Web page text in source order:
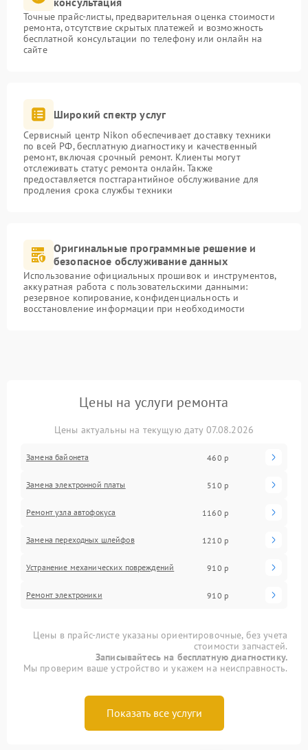
Точные прайс-листы, предварительная оценка стоимости
ремонта, отсутствие скрытых платежей и возможность
бесплатной консультации по телефону или онлайн на
сайте
Широкий спектр услуг
Сервисный центр Nikon обеспечивает доставку техники
по всей РФ, бесплатную диагностику и качественный
ремонт, включая срочный ремонт. Клиенты могут
отслеживать статус ремонта онлайн. Также
предоставляется постгарантийное обслуживание для
продления срока службы техники
Оригинальные программные решение и
безопасное обслуживание данных
Использование официальных прошивок и инструментов,
аккуратная работа с пользовательскими данными:
резервное копирование, конфиденциальность и
восстановление информации при необходимости
Цены на услуги ремонта
Цены актуальны на текущую дату 07.08.2026
Замена байонета 460 р
Замена электронной платы 510 р
Ремонт узла автофокуса 1160 р
Замена переходных шлейфов 1210 р
Устранение механических повреждений 910 р
Ремонт электроники 910 р
Цены в прайс-листе указаны ориентировочные, без учета
стоимости запчастей.
Записывайтесь на бесплатную диагностику.
Мы проверим ваше устройство и укажем на неисправность.
Показать все услуги